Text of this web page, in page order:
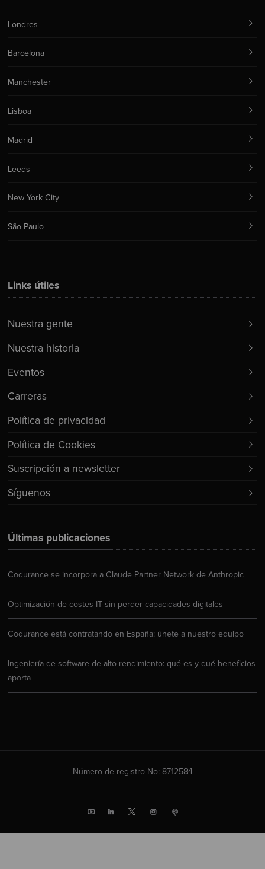
Últimas publicaciones
Codurance se incorpora a Claude Partner Network de Anthropic
Optimización de costes IT sin perder capacidades digitales
Codurance está contratando en España: únete a nuestro equipo
Ingeniería de software de alto rendimiento: qué es y qué beneficios
aporta
Links útiles
Nuestra gente
Nuestra historia
Eventos
Carreras
Política de privacidad
Política de Cookies
Suscripción a newsletter
Síguenos
Londres
Barcelona
Manchester
Lisboa
Madrid
Leeds
New York City
São Paulo
Número de registro No: 8712584